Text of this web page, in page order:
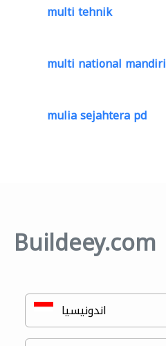
multi tehnik
multi national mandiri
mulia sejahtera pd
Buildeey.com